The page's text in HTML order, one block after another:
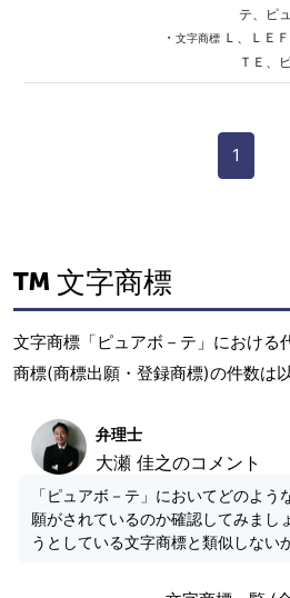
テ、ピ
・ 文字商標Ｌ、ＬＥ
ＴＥ、
1
文字商標
文字商標「ピュアボ－テ」における
商標(商標出願・登録商標)の件数は
弁理士
大瀬 佳之のコメント
「ピュアボ－テ」においてどのよう
願がされているのか確認してみまし
うとしている文字商標と類似しない